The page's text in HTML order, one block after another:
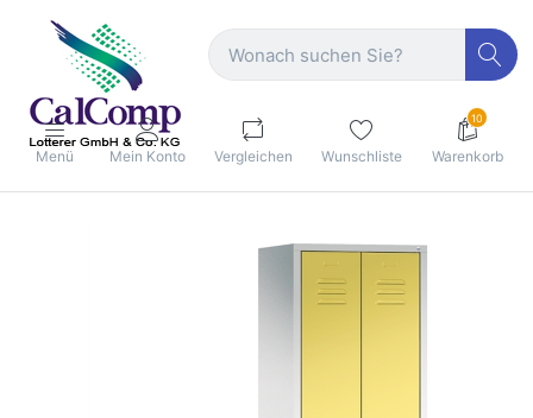
Menü Mein Konto Vergleichen Wunschliste
10
Warenkorb